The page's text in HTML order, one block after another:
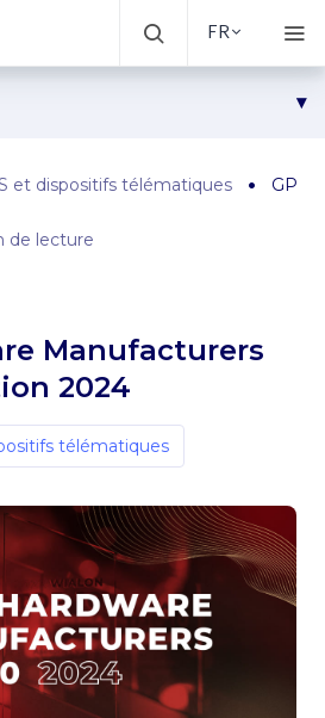
FR
prix à Dubaï
et dispositifs télématiques GPS
de lecture
Manufacturers
2024
télématiques